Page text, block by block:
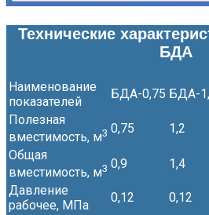
Технические
БДА
Наименование
показателей
БДА-0,75 БДА-
Полезная
вместимость, м3 0,75 1,2
Общая
вместимость, м3 0,9 1,4
Давление
рабочее, МПа
0,12 0,12